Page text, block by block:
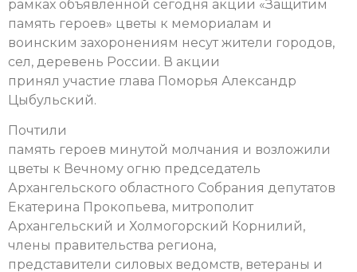
рамках объявленной сегодня акции «Защитим
память героев» цветы к мемориалам и
воинским захоронениям несут жители городов,
сел, деревень России. В акции
принял участие глава Поморья Александр
Цыбульский.
Почтили
память героев минутой молчания и возложили
цветы к Вечному огню председатель
Архангельского областного Собрания депутатов
Екатерина Прокопьева, митрополит
Архангельский и Холмогорский Корнилий,
члены правительства региона,
представители силовых ведомств, ветераны и